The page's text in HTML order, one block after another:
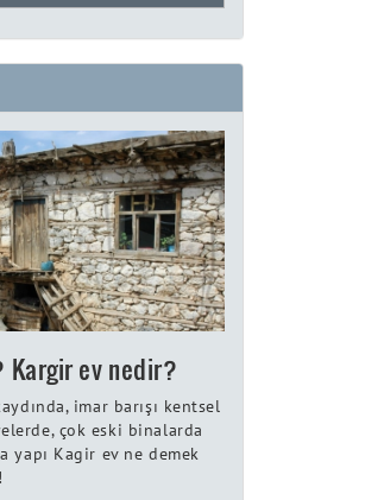
Kargir ev nedir?
imar barışı kentsel
çok eski binalarda
yapı Kagir ev ne demek